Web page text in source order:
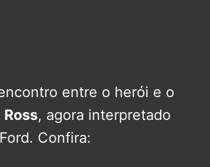
entre o herói e o
Ross, agora interpretado
Confira: